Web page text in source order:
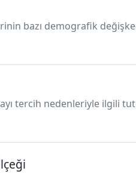
bazı demografik
tercih nedenleriyle ilgili